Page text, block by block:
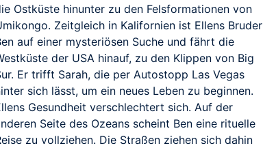
Ostküste hinunter zu den Felsformationen von
Zeitgleich in Kalifornien ist Ellens Bruder
auf einer mysteriösen Suche und fährt die
der USA hinauf, zu den Klippen von Big
Er trifft Sarah, die per Autostopp Las Vegas
sich lässt, um ein neues Leben zu beginnen.
Gesundheit verschlechtert sich. Auf der
Seite des Ozeans scheint Ben eine rituelle
zu vollziehen. Die Straßen ziehen sich dahin